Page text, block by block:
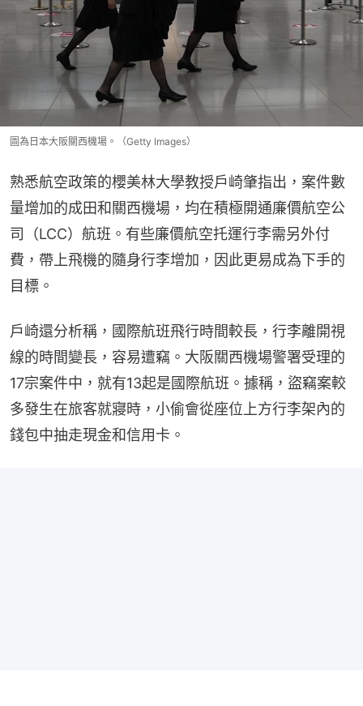
圖為日本大阪關西機場。（Getty Images）
熟悉航空政策的櫻美林大學教授戶崎肇指出，案件數
量增加的成田和關西機場，均在積極開通廉價航空公
司（LCC）航班。有些廉價航空托運行李需另外付
費，帶上飛機的隨身行李增加，因此更易成為下手的
目標。
戶崎還分析稱，國際航班飛行時間較長，行李離開視
線的時間變長，容易遭竊。大阪關西機場警署受理的
17宗案件中，就有13起是國際航班。據稱，盜竊案較
多發生在旅客就寢時，小偷會從座位上方行李架內的
錢包中抽走現金和信用卡。